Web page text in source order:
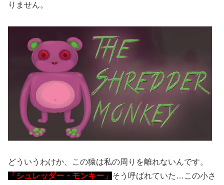
りません。
どういうわけか、この猿は私の周りを離れないんです。
「シュレッダー・モンキー」 そう呼ばれていた…この小さ